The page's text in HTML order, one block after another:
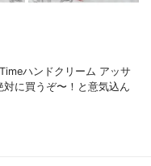
ハンドクリーム アッサ
に買うぞ〜！と意気込ん